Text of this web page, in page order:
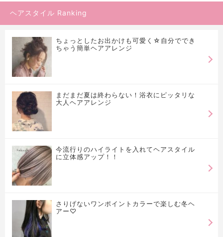
ヘアスタイル Ranking
ちょっとしたお出かけも可愛く☆自分ででき
ちゃう簡単ヘアアレンジ
まだまだ夏は終わらない！浴衣にピッタリな
大人ヘアアレンジ
今流行りのハイライトを入れてヘアスタイル
に立体感アップ！！
さりげないワンポイントカラーで楽しむ冬ヘ
アー♡